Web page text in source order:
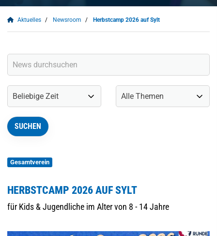
Aktuelles Newsroom Herbstcamp 2026 auf Sylt
Gesamtverein
HERBSTCAMP 2026 AUF SYLT
für Kids & Jugendliche im Alter von 8 - 14 Jahre